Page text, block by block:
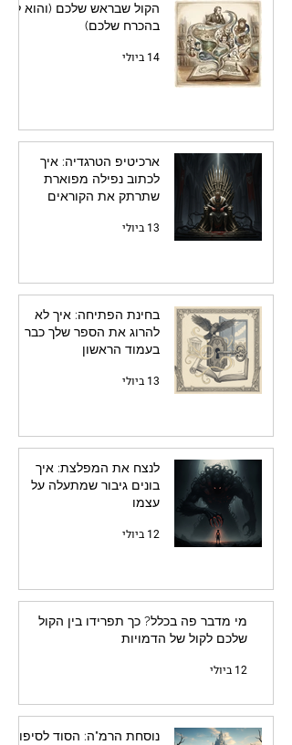
הקול שבראש שלכם (והוא לא
בהכרח שלכם)
14 ביולי
ארכיטיפ הטרגדיה: איך
לכתוב נפילה מפוארת
שתרתק את הקוראים
13 ביולי
בחינת הפתיחה: איך לא
להרוג את הספר שלך כבר
בעמוד הראשון
13 ביולי
לנצח את המפלצת: איך
בונים גיבור שמתעלה על
עצמו
12 ביולי
מי מדבר פה בכלל? כך תפרידו בין הקול
שלכם לקול של הדמויות
12 ביולי
נוסחת הרמ"ה: הסוד לסיפור